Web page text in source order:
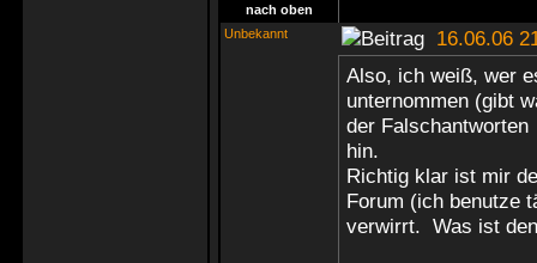
nach oben
Unbekannt
16.06.06
Also, ich weiß, wer
unternommen (gibt
der
hin.
Richtig klar ist mir
Forum (ich benutze
verwirrt. Was ist